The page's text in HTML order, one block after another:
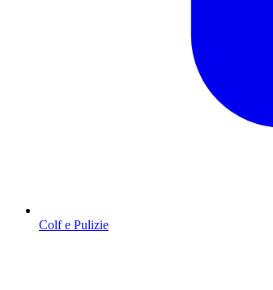
Colf e Pulizie